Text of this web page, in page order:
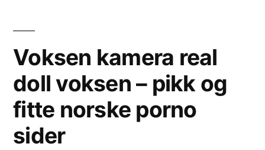
Voksen kamera real
doll voksen – pikk og
fitte norske porno
sider